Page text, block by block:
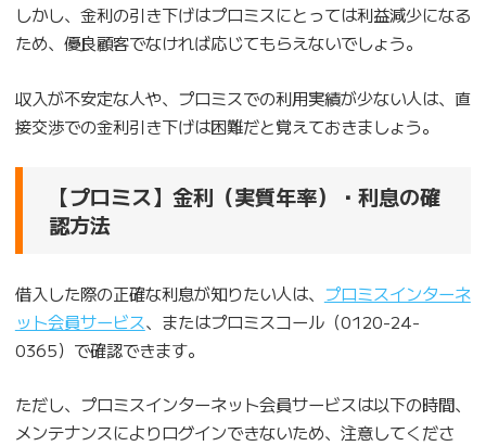
しかし、金利の引き下げはプロミスにとっては利益減少になる
ため、優良顧客でなければ応じてもらえないでしょう。
収入が不安定な人や、プロミスでの利用実績が少ない人は、直
接交渉での金利引き下げは困難だと覚えておきましょう。
【プロミス】金利（実質年率）・利息の確
認方法
借入した際の正確な利息が知りたい人は、 プロミスインターネ
ット会員サービス、またはプロミスコール（0120-24-
0365）で確認できます。
ただし、プロミスインターネット会員サービスは以下の時間、
メンテナンスによりログインできないため、注意してくださ